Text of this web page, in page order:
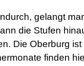
gelangt
die Stufen
Die Oberburg ist
finden